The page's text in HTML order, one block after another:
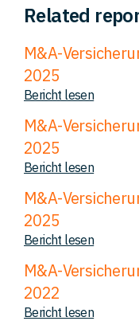
Related
M&A-
2025
Bericht lesen
M&A-
2025
Bericht lesen
M&A-
2025
Bericht lesen
M&A-
2022
Bericht lesen